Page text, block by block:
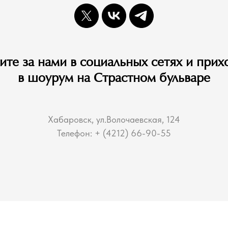
за нами в социальных сетях и
в шоурум на Страстном бульваре
Хабаровск, ул.Волочаевская, 124
Телефон: + (4212) 66-90-55